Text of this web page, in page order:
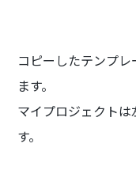
コピーしたテンプ
ます。
マイプロジェクト
す。